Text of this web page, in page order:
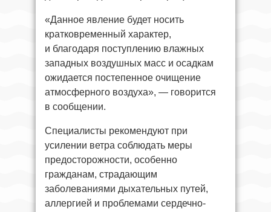
«Данное явление будет носить
кратковременный характер,
и благодаря поступлению влажных
западных воздушных масс и осадкам
ожидается постепенное очищение
атмосферного воздуха», — говорится
в сообщении.
Специалисты рекомендуют при
усилении ветра соблюдать меры
предосторожности, особенно
гражданам, страдающим
заболеваниями дыхательных путей,
аллергией и проблемами сердечно-